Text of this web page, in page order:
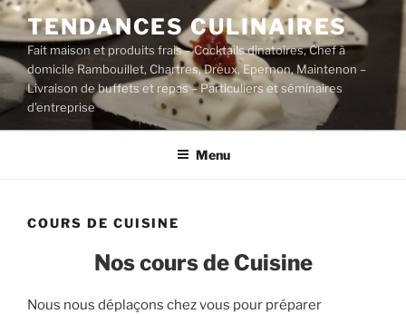
Aller
au
contenu
principal
TENDANCES CULINAIRES
Fait maison et produits frais – Cocktails dinatoires, Chef à
domicile Rambouillet, Chartres, Dreux, Epernon, Maintenon –
Livraison de buffets et repas – Particuliers et séminaires
d'entreprise
Menu
COURS DE CUISINE
Nos cours de Cuisine
Nous nous déplaçons chez vous pour préparer